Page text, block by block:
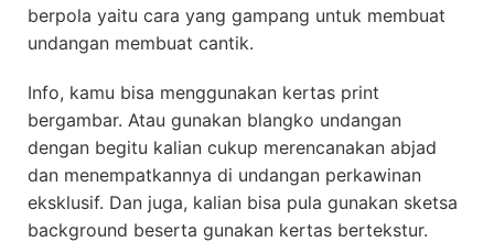
berpola yaitu cara yang gampang untuk membuat
undangan membuat cantik.
Info, kamu bisa menggunakan kertas print
bergambar. Atau gunakan blangko undangan
dengan begitu kalian cukup merencanakan abjad
dan menempatkannya di undangan perkawinan
eksklusif. Dan juga, kalian bisa pula gunakan sketsa
background beserta gunakan kertas bertekstur.